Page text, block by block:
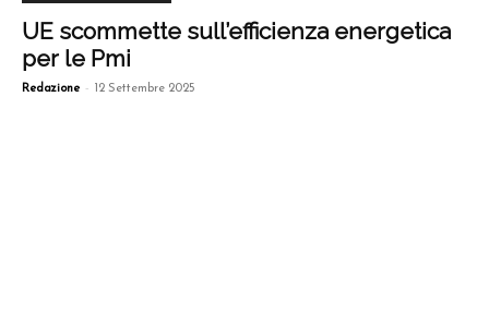
UE scommette sull’efficienza energetica
per le Pmi
Redazione - 12 Settembre 2025